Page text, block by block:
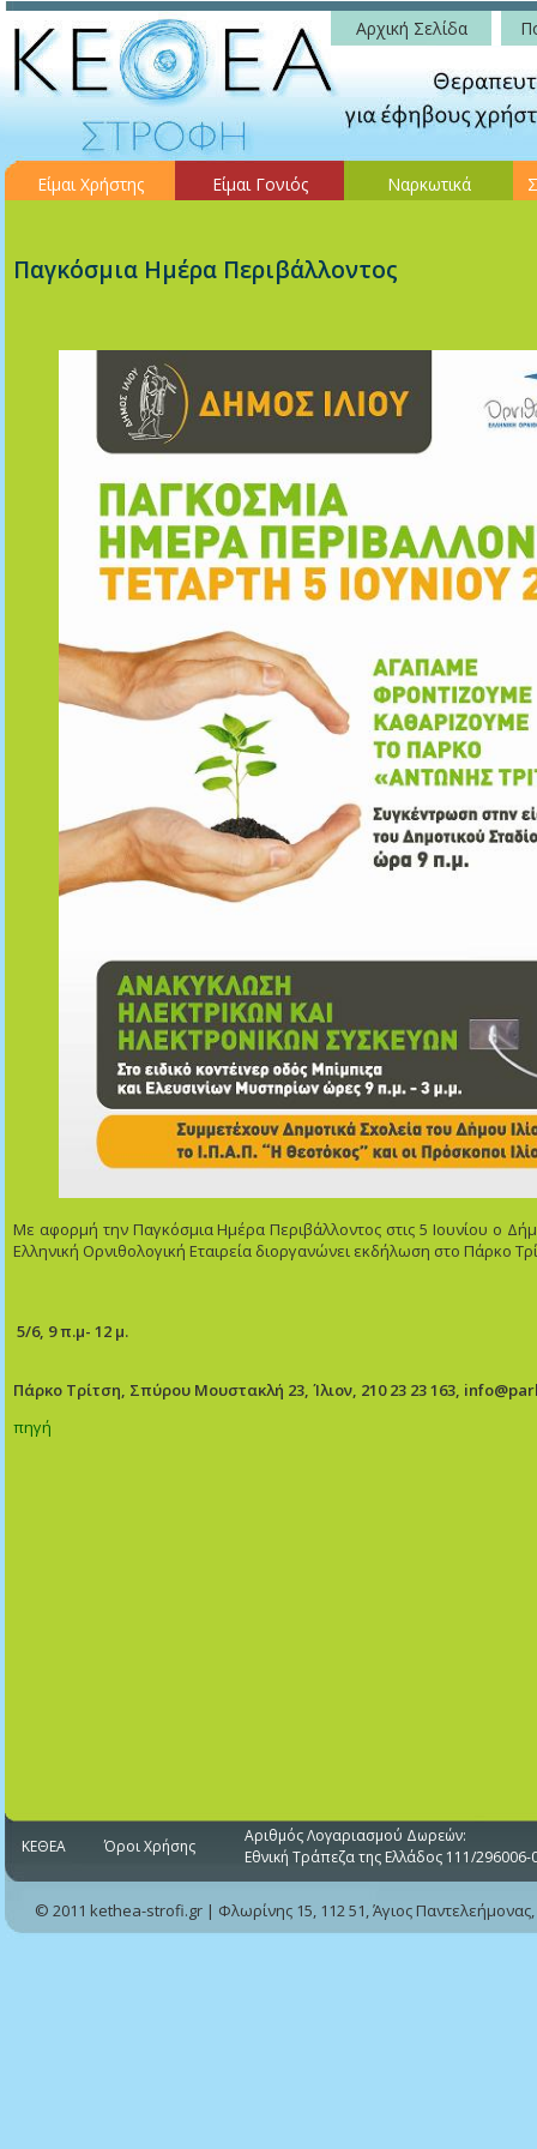
Αρχική Σελίδα
Είμαι Χρήστης Είμαι Γονιός Ναρκωτικά
Παγκόσμια Ημέρα Περιβάλλοντος
Με αφορμή την Παγκόσμια Ημέρα Περιβάλλοντος στις 5 Ιουνίου o
Ελληνική Ορνιθολογική Εταιρεία διοργανώνει εκδήλωση στο Πάρκο
5/6, 9 π.μ- 12 μ.
Πάρκο Τρίτση, Σπύρου Μουστακλή 23, Ίλιον, 210 23 23 163,
πηγή
ΚΕΘΕΑ Όροι Χρήσης
Αριθμός Λογαριασμού Δωρεών:
Εθνική Τράπεζα της Ελλάδος 111/296006-
© 2011 kethea-strofi.gr | Φλωρίνης 15, 112 51, Άγιος Παντελεήμονας,